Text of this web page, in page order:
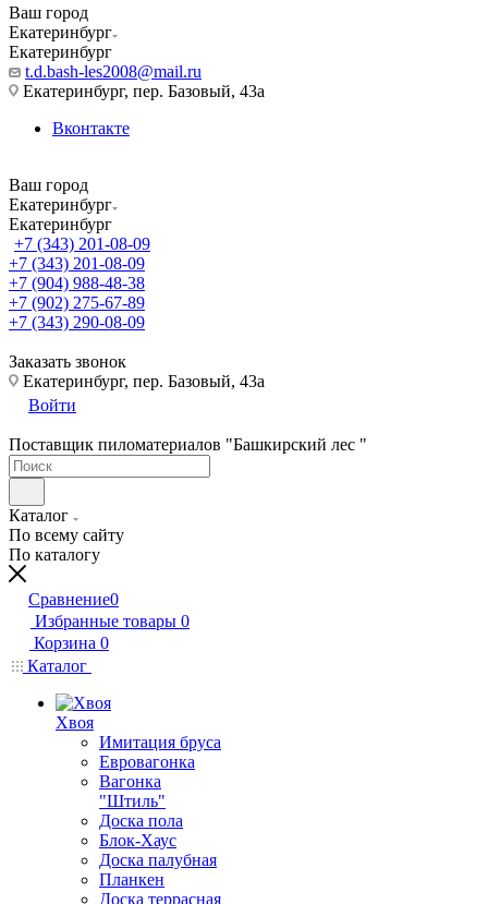
Ваш город
Екатеринбург
Екатеринбург
t.d.bash-les2008@mail.ru
Екатеринбург, пер. Базовый, 43а
Вконтакте
Ваш город
Екатеринбург
Екатеринбург
+7 (343) 201-08-09
+7 (343) 201-08-09
+7 (904) 988-48-38
+7 (902) 275-67-89
+7 (343) 290-08-09
Заказать звонок
Екатеринбург, пер. Базовый, 43а
Войти
Поставщик пиломатериалов "Башкирский лес "
Каталог
По всему сайту
По каталогу
Сравнение0
Избранные товары 0
Корзина 0
Каталог
Хвоя
Имитация бруса
Евровагонка
Вагонка
"Штиль"
Доска пола
Блок-Хаус
Доска палубная
Планкен
Доска террасная